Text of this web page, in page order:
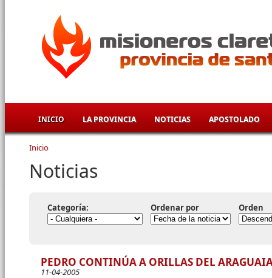
INICIO LA PROVINCIA NOTICIAS APOSTOLADO
Se encuentra usted aquí
Inicio
Noticias
Categoría: Ordenar por Orden
PEDRO CONTINÚA A ORILLAS DEL
11-04-2005